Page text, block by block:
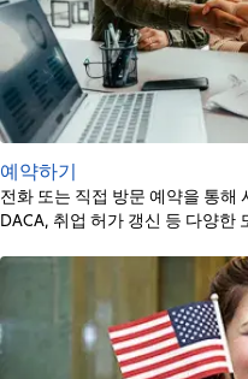
예약하기
전화 또는 직접 방문 예약을 통해
DACA, 취업 허가 갱신 등 다양한